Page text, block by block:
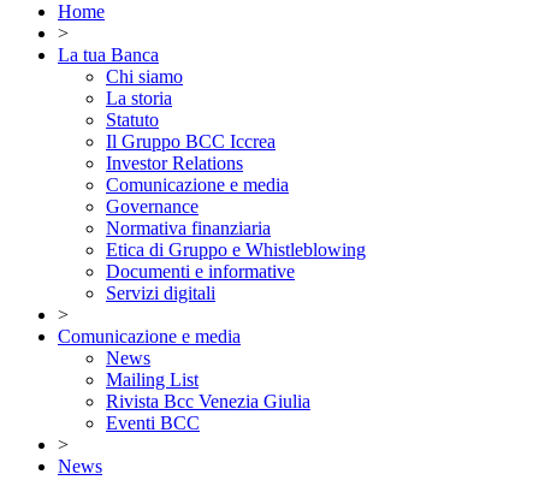
Home
>
La tua Banca
Chi siamo
La storia
Statuto
Il Gruppo BCC Iccrea
Investor Relations
Comunicazione e media
Governance
Normativa finanziaria
Etica di Gruppo e Whistleblowing
Documenti e informative
Servizi digitali
>
Comunicazione e media
News
Mailing List
Rivista Bcc Venezia Giulia
Eventi BCC
>
News